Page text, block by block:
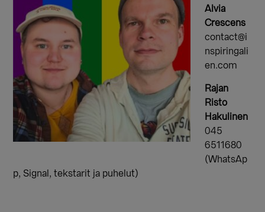
Alvia
Crescens
contact@i
nspiringali
en.com
Rajan
Risto
Hakulinen
045
6511680
(WhatsAp
p, Signal, tekstarit ja puhelut)